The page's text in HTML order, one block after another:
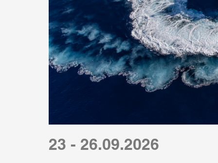
23 - 26.09.2026